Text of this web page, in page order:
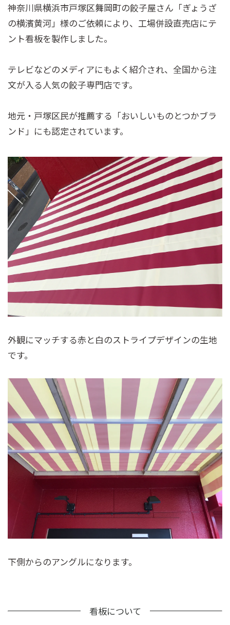
神奈川県横浜市戸塚区舞岡町の餃子屋さん「ぎょうざ
の横濱黄河」様のご依頼により、工場併設直売店にテ
ント看板を製作しました。
テレビなどのメディアにもよく紹介され、全国から注
文が入る人気の餃子専門店です。
地元・戸塚区民が推薦する「おいしいものとつかブラ
ンド」にも認定されています。
外観にマッチする赤と白のストライプデザインの生地
です。
下側からのアングルになります。